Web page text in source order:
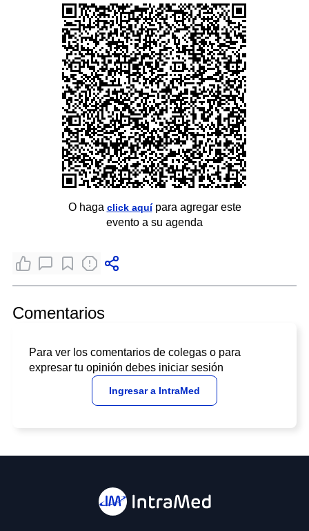
O haga click aquípara agregar este
evento a su agenda
Comentarios
Para ver los comentarios de colegas o para
expresar tu opinión debes iniciar sesión
Ingresar a IntraMed